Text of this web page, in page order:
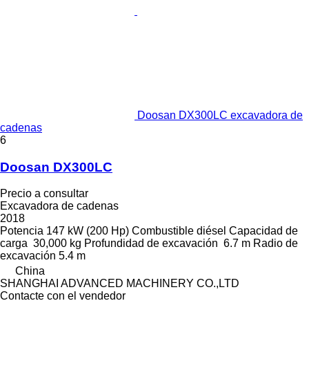
Doosan DX300LC excavadora de
cadenas
6
Doosan DX300LC
Precio a consultar
Excavadora de cadenas
2018
Potencia 147 kW (200 Hp) Combustible diésel Capacidad de
carga 30,000 kg Profundidad de excavación 6.7 m Radio de
excavación 5.4 m
China
SHANGHAI ADVANCED MACHINERY CO.,LTD
Contacte con el vendedor